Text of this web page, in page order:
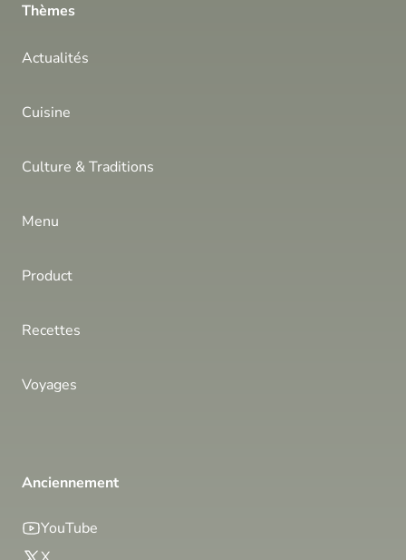
Thèmes
Actualités
Cuisine
Culture & Traditions
Menu
Product
Recettes
Voyages
Anciennement
YouTube